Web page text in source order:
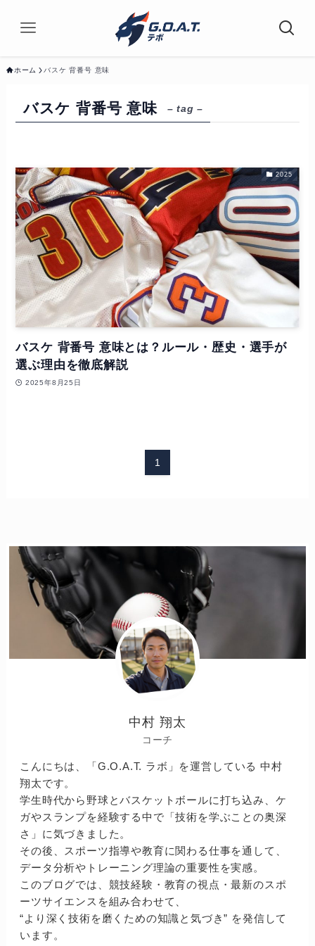
ホーム バスケ 背番号 意味
バスケ 背番号 意味 – tag –
2025
バスケ 背番号 意味とは？ルール・歴史・選手が
選ぶ理由を徹底解説
2025年8月25日
1
中村 翔太
コーチ
こんにちは、「G.O.A.T. ラボ」を運営している 中村
翔太です。
学生時代から野球とバスケットボールに打ち込み、ケ
ガやスランプを経験する中で「技術を学ぶことの奥深
さ」に気づきました。
その後、スポーツ指導や教育に関わる仕事を通して、
データ分析やトレーニング理論の重要性を実感。
このブログでは、競技経験・教育の視点・最新のスポ
ーツサイエンスを組み合わせて、
“より深く技術を磨くための知識と気づき” を発信して
います。